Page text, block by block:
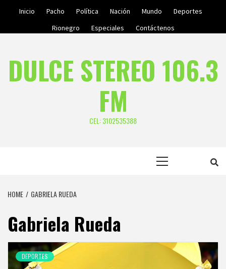
Inicio Pacho Política Nación Mundo
Deportes
Rionegro
Especiales Contáctenos
DULCE STEREO 106.3
FM
CEL: 3102535388
HOME GABRIELA RUEDA
Gabriela Rueda
DEPORTES